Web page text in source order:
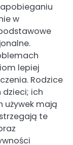
w
lepiej
Rodzice
dzieci; ich
używek mają
te